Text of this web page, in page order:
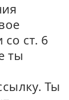
со ст. 6
ты
Ты